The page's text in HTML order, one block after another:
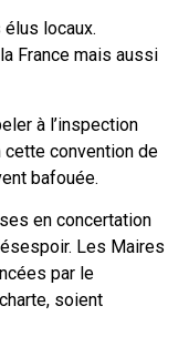
locaux.
France mais aussi
à l’inspection
convention de
bafouée.
en concertation
Les Maires
par le
soient